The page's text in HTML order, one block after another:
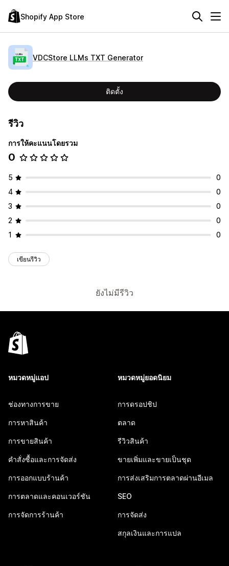
Shopify App Store
VDCStore LLMs TXT Generator
ติดตั้ง
รีวิว
การให้คะแนนโดยรวม
0
5
0
4
0
3
0
2
0
1
0
เขียนรีวิว
ยังไม่มีรีวิว
หมวดหมู่แอป
ช่องทางการขาย
การหาสินค้า
การขายสินค้า
คำสั่งซื้อและการจัดส่ง
การออกแบบร้านค้า
การตลาดและคอนเวอร์ชัน
การจัดการร้านค้า
หมวดหมู่ยอดนิยม
การดรอปชิป
ตลาด
รีวิวสินค้า
ขายเพิ่มและขายเป็นชุด
การส่งเสริมการตลาดผ่านอีเมล
SEO
การจัดส่ง
สกุลเงินและการแปล